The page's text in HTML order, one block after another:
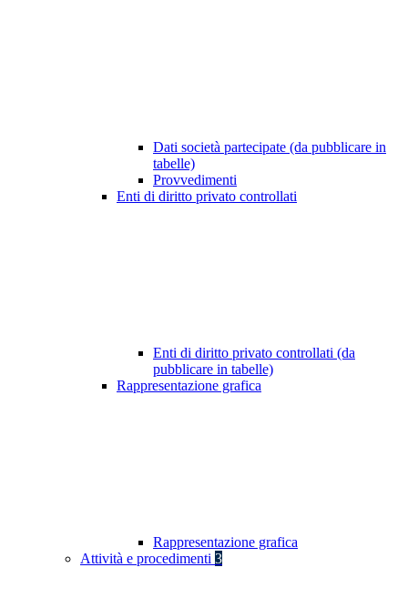
Dati società partecipate (da pubblicare in
tabelle)
Provvedimenti
Enti di diritto privato controllati
Enti di diritto privato controllati (da
pubblicare in tabelle)
Rappresentazione grafica
Rappresentazione grafica
Attività e procedimenti 3